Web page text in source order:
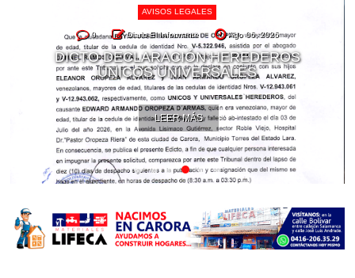
AVISOS LEGALES
0 Diario El Informante Ago 06, 2026
DICTO DECLARACIÓN HEREDEROS
ÚNICOS UNIVERSALES
LEER MÁS